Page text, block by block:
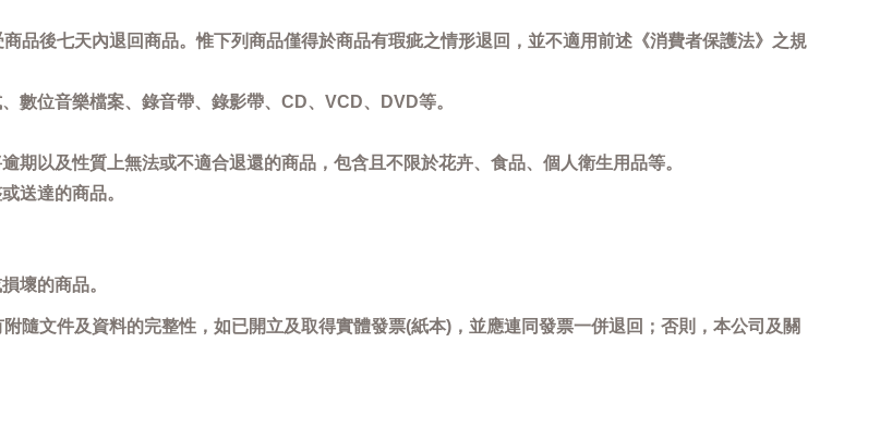
品後七天內退回商品。惟下列商品僅得於商品有瑕疵之情形退回，並不適用前述《消費者保護法》之規
數位音樂檔案、錄音帶、錄影帶、CD、VCD、DVD等。
期以及性質上無法或不適合退還的商品，包含且不限於花卉、食品、個人衛生用品等。
送達的商品。
壞的商品。
隨文件及資料的完整性，如已開立及取得實體發票(紙本)，並應連同發票一併退回；否則，本公司及關